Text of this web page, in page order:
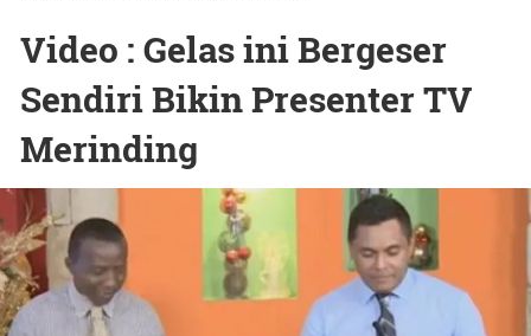
Video : Gelas ini Bergeser
Sendiri Bikin Presenter TV
Merinding